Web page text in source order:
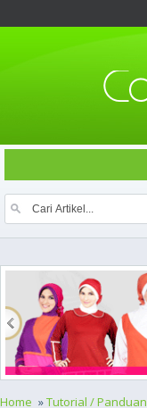
Home »Tutorial / Panduan